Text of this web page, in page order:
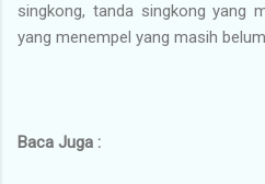
singkong, tanda singkong yang
yang menempel yang masih
Baca Juga :